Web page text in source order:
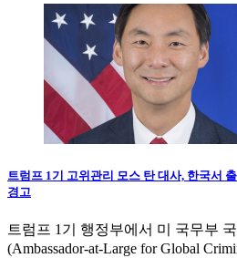
트럼프 1기 고위관리 모스 탄 대사, 한국서
경고
트럼프 1기 행정부에서 미 국무부
(Ambassador-at-Large for Global